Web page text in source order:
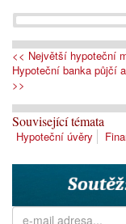
<< Největší hypoteční
Hypoteční banka půjčí
>>
Související témata
Hypoteční úvěry